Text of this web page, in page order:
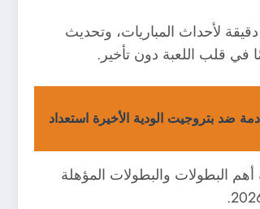
لأحداث المباريات، وتحديث
في قلب اللعبة دون تأخير.
ضد بتروجيت الودية الأخيرة استعداد
البطولات والبطولات المؤهلة